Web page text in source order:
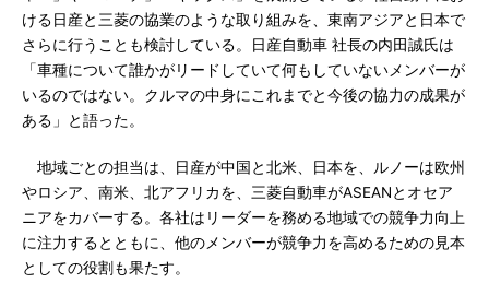
ける日産と三菱の協業のような取り組みを、東南アジアと日本で
さらに行うことも検討している。日産自動車 社長の内田誠氏は
「車種について誰かがリードしていて何もしていないメンバーが
いるのではない。クルマの中身にこれまでと今後の協力の成果が
ある」と語った。
地域ごとの担当は、日産が中国と北米、日本を、ルノーは欧州
やロシア、南米、北アフリカを、三菱自動車がASEANとオセア
ニアをカバーする。各社はリーダーを務める地域での競争力向上
に注力するとともに、他のメンバーが競争力を高めるための見本
としての役割も果たす。